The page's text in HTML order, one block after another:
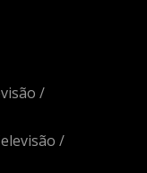
/
/